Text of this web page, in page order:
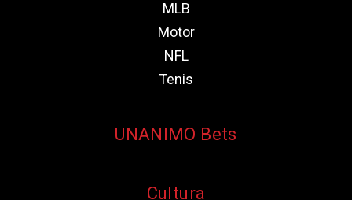
MLB
Motor
NFL
Tenis
UNANIMO Bets
Cultura